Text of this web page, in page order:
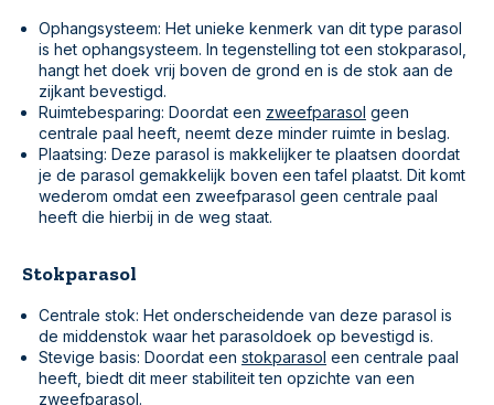
Ophangsysteem: Het unieke kenmerk van dit type parasol
is het ophangsysteem. In tegenstelling tot een stokparasol,
hangt het doek vrij boven de grond en is de stok aan de
zijkant bevestigd.
Ruimtebesparing: Doordat een zweefparasol geen
centrale paal heeft, neemt deze minder ruimte in beslag.
Plaatsing: Deze parasol is makkelijker te plaatsen doordat
je de parasol gemakkelijk boven een tafel plaatst. Dit komt
wederom omdat een zweefparasol geen centrale paal
heeft die hierbij in de weg staat.
Stokparasol
Centrale stok: Het onderscheidende van deze parasol is
de middenstok waar het parasoldoek op bevestigd is.
Stevige basis: Doordat een stokparasol een centrale paal
heeft, biedt dit meer stabiliteit ten opzichte van een
zweefparasol.